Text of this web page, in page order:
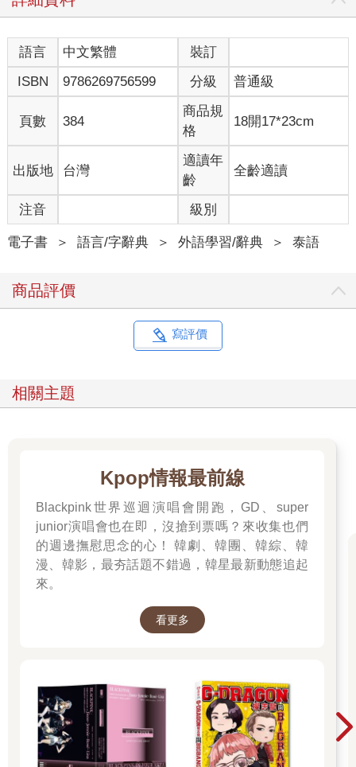
語言 中文繁體
裝訂
ISBN
9786269756599 分級 普通級
頁數 384
商品規
格
18開17*23cm
出版地 台灣
適讀年
齡
全齡適讀
注音 級別
電子書 ＞ 語言/字辭典 ＞ 外語學習/辭典 ＞ 泰語
商品評價
寫評價
相關主題
Kpop情報最前線
Blackpink世界巡迴演唱會開跑，GD、super
junior演唱會也在即，沒搶到票嗎？來收集也們
的週邊撫慰思念的心！ 韓劇、韓團、韓綜、韓
漫、韓影，最夯話題不錯過，韓星最新動態追起
來。
看更多